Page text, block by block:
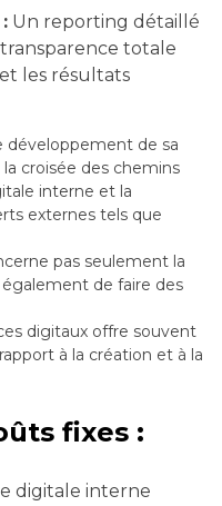
Un reporting détaillé
totale
les résultats
développement de sa
croisée des chemins
interne et la
externes tels que
pas seulement la
de faire des
digitaux offre souvent
à la création et à la
fixes :
digitale interne